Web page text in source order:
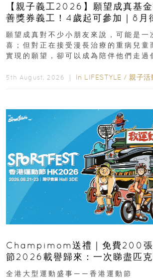
【親子義工2026】願望成真基
善獎券義工！4歲起可參加｜8月
新界
願望成真對不少小朋友來說，可能是一
喜；但對正在接受漫長治療的重病兒童
實現的願望，卻可以成為陪伴他們走過
5th August, 2026 ｜ In LIFESTYLE / 親子活
Champimom送禮｜免費200張
節2026載譽歸來：一次睇盡匹
動、街舞比賽＋逾百運動品牌展覽
全港大型運動盛事——香港運動節